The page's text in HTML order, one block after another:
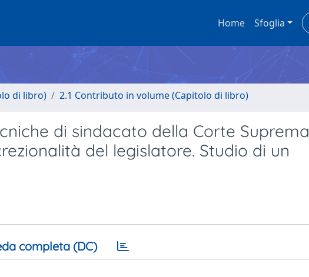
Home Sfoglia
di libro) 2.1 Contributo in volume (Capitolo di libro)
di sindacato della Corte Suprema
del legislatore. Studio di un
completa (DC)